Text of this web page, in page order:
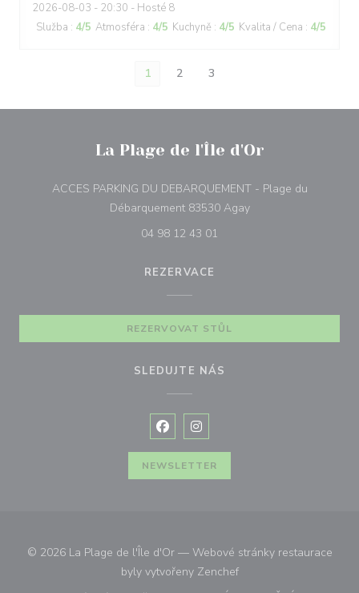
2026-08-03 - 20:30 - Hosté 8
Služba : 4/5 Atmosféra : 4/5 Kuchyně : 4/5 Kvalita / Cena : 4/5
1 2 3
La Plage de l'Île d'Or
ACCES PARKING DU DEBARQUEMENT - Plage du
Débarquement 83530 Agay((otevře se v novém
04 98 12 43 01
REZERVACE
REZERVOVAT STŮL
SLEDUJTE NÁS
Facebook ((otevře se v novém
Instagram ((otevře se v
NEWSLETTER
© 2026 La Plage de l'Île d'Or — Webové stránky restaurace
byly vytvořeny Zenchef((otevře se v novém